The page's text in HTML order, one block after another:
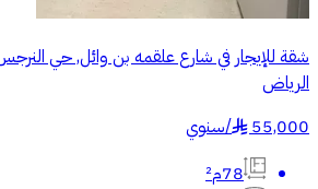
شقة للإيجار في شارع علقمه بن وائل, حي
الرياض
55,000
§
/سنوي
78م²